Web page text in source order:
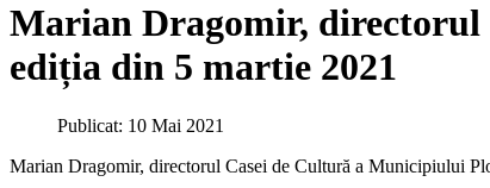
Marian Dragomir,
ediția din 5 martie 2021
Publicat: 10 Mai 2021
Marian Dragomir, directorul Casei de Cultură a Municipiului